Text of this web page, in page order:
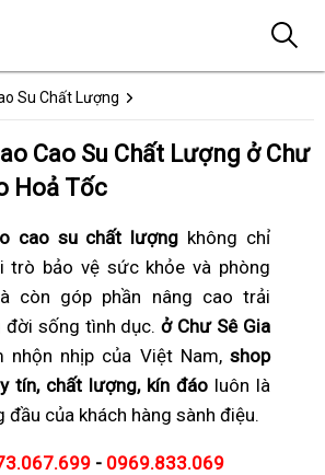
Su Chất Lượng
Cao Su Chất Lượng ở Chư
Hoả Tốc
cao su chất lượng không chỉ
trò bảo vệ sức khỏe và phòng
còn góp phần nâng cao trải
sống tình dục. ở Chư Sê Gia
nhịp của Việt Nam, shop
tín, chất lượng, kín đáo luôn là
đầu của khách hàng sành điệu.
- 0969.833.069